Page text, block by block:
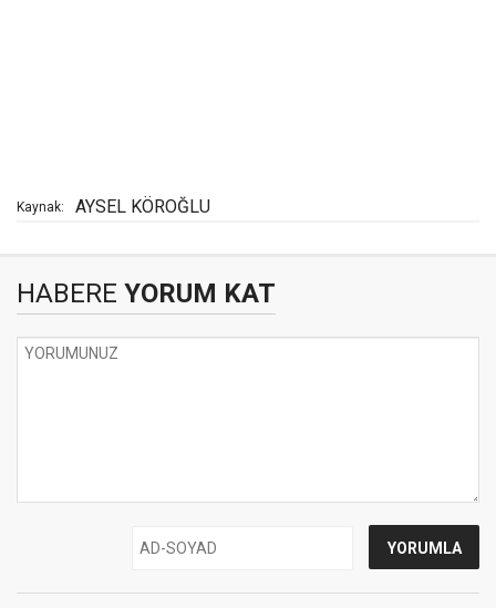
Kaynak: AYSEL KÖROĞLU
HABERE YORUM KAT